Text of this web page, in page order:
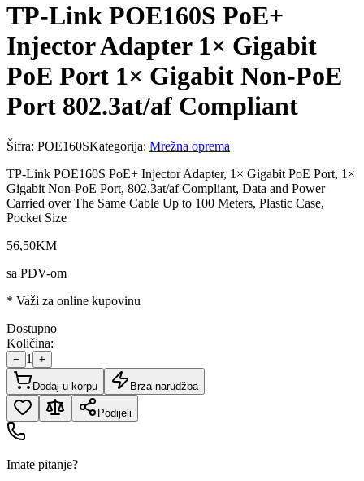
TP-Link POE160S PoE+
Injector Adapter 1× Gigabit
PoE Port 1× Gigabit Non-PoE
Port 802.3at/af Compliant
Šifra: POE160SKategorija: Mrežna oprema
TP-Link POE160S PoE+ Injector Adapter, 1× Gigabit PoE Port, 1×
Gigabit Non-PoE Port, 802.3at/af Compliant, Data and Power
Carried over The Same Cable Up to 100 Meters, Plastic Case,
Pocket Size
56,50KM
sa PDV-om
* Važi za online kupovinu
Dostupno
Količina:
− 1 +
Dodaj u korpu Brza narudžba
Podijeli
Imate pitanje?